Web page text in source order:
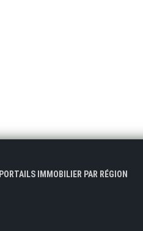
PORTAILS IMMOBILIER PAR RÉGION